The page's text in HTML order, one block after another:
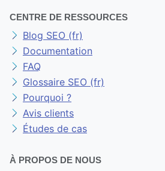
CENTRE DE RESSOURCES
Blog SEO (fr)
Documentation
FAQ
Glossaire SEO (fr)
Pourquoi ?
Avis clients
Études de cas
À PROPOS DE NOUS